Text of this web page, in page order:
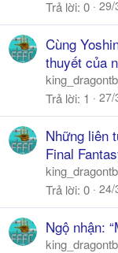
Trả lời 0 29/
Cùng
thuyết của
king_dragontb
Trả lời 1 27/
Những liên
Final
king_dragontb
Trả lời 0 24/
Ngộ nhận:
king_dragontb